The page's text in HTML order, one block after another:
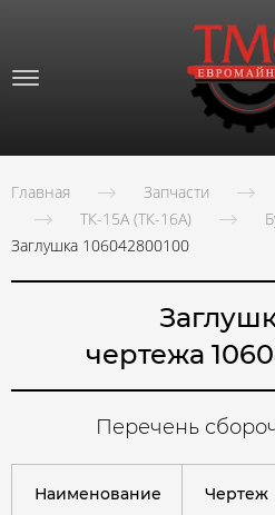
Главная Запчасти
ТК-15А (ТК-16А)
Заглушка 106042800100
чертежа
Перечень
Наименование Чертеж